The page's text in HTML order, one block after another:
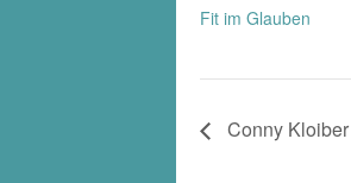
Fit im Glauben
Conny